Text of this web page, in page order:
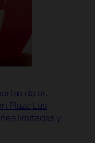
de su
Plaza Las
limitadas y